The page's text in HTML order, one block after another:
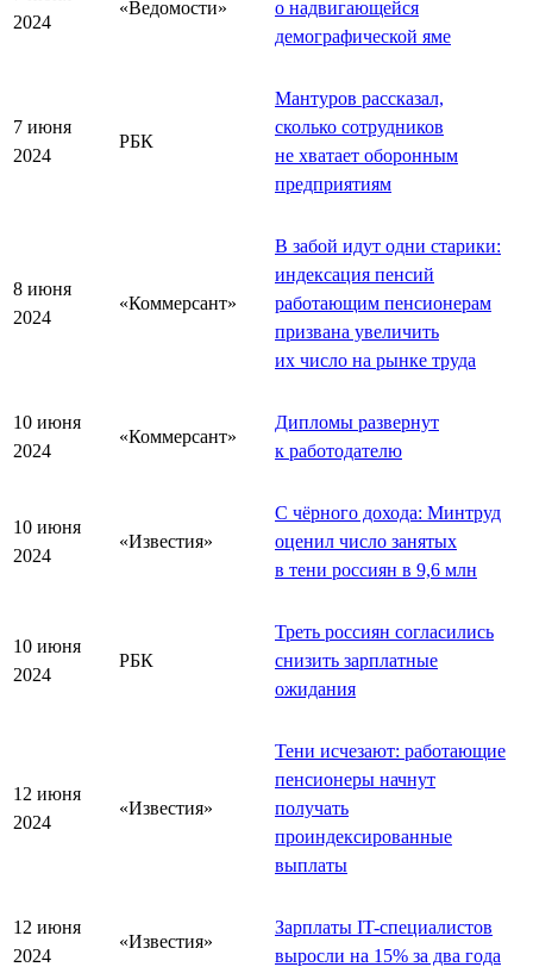
2024
«Ведомости»
о надвигающейся
демографической яме
7 июня
2024
РБК
Мантуров рассказал,
сколько сотрудников
не хватает оборонным
предприятиям
8 июня
2024
«Коммерсант»
В забой идут одни старики:
индексация пенсий
работающим пенсионерам
призвана увеличить
их число на рынке труда
10 июня
2024
«Коммерсант»
Дипломы развернут
к работодателю
10 июня
2024
«Известия»
С чёрного дохода: Минтруд
оценил число занятых
в тени россиян в 9,6 млн
10 июня
2024
РБК
Треть россиян согласились
снизить зарплатные
ожидания
12 июня
2024
«Известия»
Тени исчезают: работающие
пенсионеры начнут
получать
проиндексированные
выплаты
12 июня
2024
«Известия»
Зарплаты IT-специалистов
выросли на 15% за два года